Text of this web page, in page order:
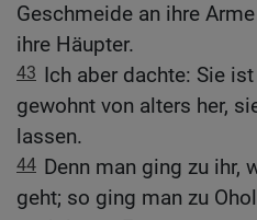
Geschmeide an ihre
ihre Häupter.
43 Ich aber dachte: Sie
gewohnt von alters her,
lassen.
44 Denn man ging zu ihr,
geht; so ging man zu